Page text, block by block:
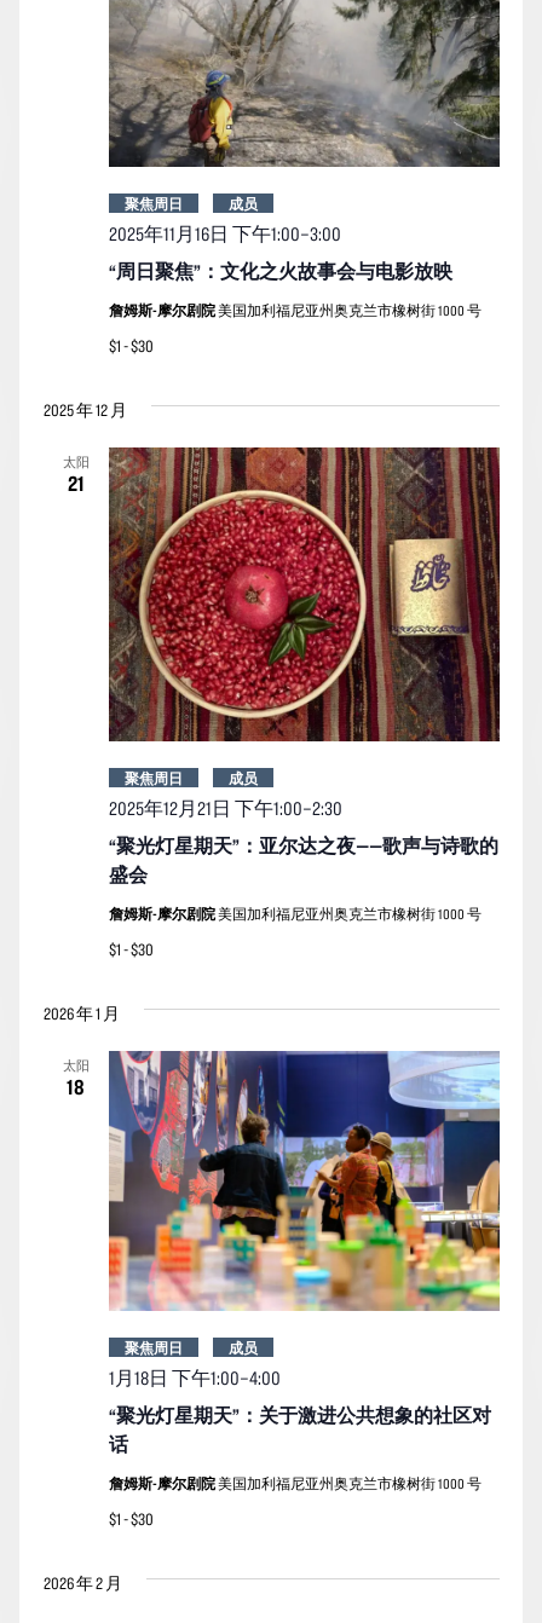
“周日聚焦”：文化之火故事会与电影放映
2025年11月16日 下午1:00–3:00
聚焦周日 成员
詹姆斯-摩尔剧院美国加利福尼亚州奥克兰市橡树街 1000 号
$1 - $30
2025 年 12 月
太阳
21
“聚光灯星期天”：亚尔达之夜——歌声与诗歌的
盛会
2025年12月21日 下午1:00–2:30
聚焦周日 成员
詹姆斯-摩尔剧院美国加利福尼亚州奥克兰市橡树街 1000 号
$1 - $30
2026 年 1 月
太阳
18
“聚光灯星期天”：关于激进公共想象的社区对
话
1月18日 下午1:00–4:00
聚焦周日 成员
詹姆斯-摩尔剧院美国加利福尼亚州奥克兰市橡树街 1000 号
$1 - $30
2026 年 2 月